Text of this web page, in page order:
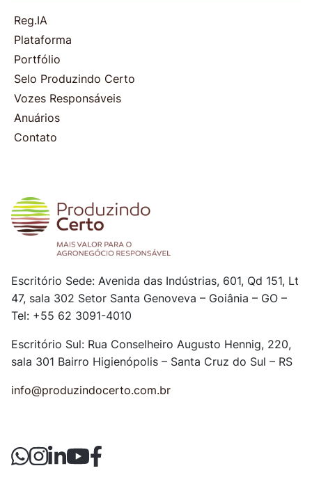
Reg.IA
Plataforma
Portfólio
Selo Produzindo Certo
Vozes Responsáveis
Anuários
Contato
Escritório Sede: Avenida das Indústrias, 601, Qd 151, Lt
47, sala 302 Setor Santa Genoveva – Goiânia – GO –
Tel: +55 62 3091-4010
Escritório Sul: Rua Conselheiro Augusto Hennig, 220,
sala 301 Bairro Higienópolis – Santa Cruz do Sul – RS
info@produzindocerto.com.br